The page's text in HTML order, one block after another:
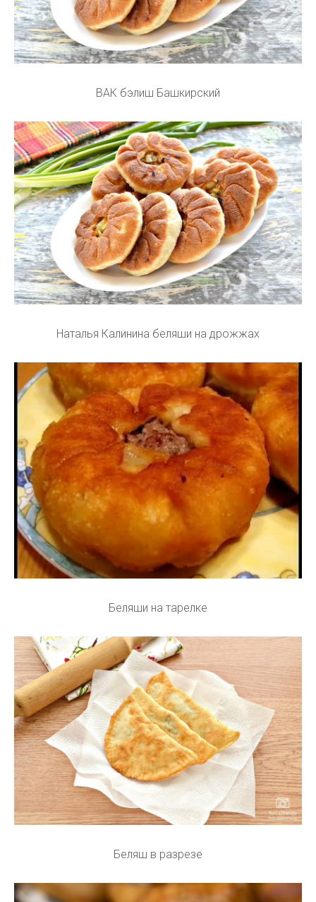
ВАК бэлиш Башкирский
Наталья Калинина беляши на дрожжах
Беляши на тарелке
Беляш в разрезе